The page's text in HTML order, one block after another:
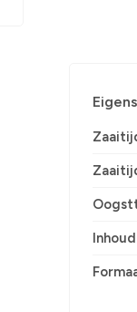
Inhoud